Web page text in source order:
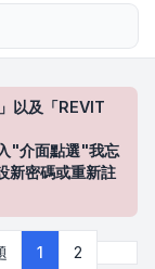
以及「REVIT
"介面點選"我忘
新密碼或重新註
1 2